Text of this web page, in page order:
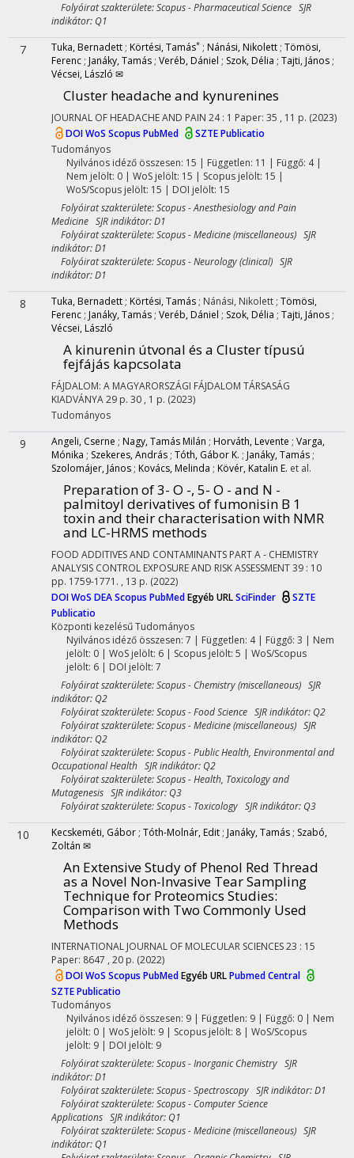
Folyóirat szakterülete: Scopus - Pharmaceutical Science SJR
indikátor: Q1
7 Tuka, Bernadett ; Körtési, Tamás* ; Nánási, Nikolett ; Tömösi,
Ferenc ; Janáky, Tamás ; Veréb, Dániel ; Szok, Délia ; Tajti, János ;
Vécsei, László ✉
Cluster headache and kynurenines
JOURNAL OF HEADACHE AND PAIN 24: 1 Paper: 35 , 11 p. (2023)
DOIWoS Scopus PubMed
SZTE Publicatio
Tudományos
Nyilvános idéző összesen: 15 | Független: 11 | Függő: 4 |
Nem jelölt: 0 | WoS jelölt: 15 | Scopus jelölt: 15 |
WoS/Scopus jelölt: 15 | DOI jelölt: 15
Folyóirat szakterülete: Scopus - Anesthesiology and Pain
Medicine SJR indikátor: D1
Folyóirat szakterülete: Scopus - Medicine (miscellaneous) SJR
indikátor: D1
Folyóirat szakterülete: Scopus - Neurology (clinical) SJR
indikátor: D1
8 Tuka, Bernadett ; Körtési, Tamás ; Nánási, Nikolett ; Tömösi,
Ferenc ; Janáky, Tamás ; Veréb, Dániel ; Szok, Délia ; Tajti, János ;
Vécsei, László
A kinurenin útvonal és a Cluster típusú
fejfájás kapcsolata
FÁJDALOM: A MAGYARORSZÁGI FÁJDALOM TÁRSASÁG
KIADVÁNYA29 p. 30 , 1 p. (2023)
Tudományos
9 Angeli, Cserne ; Nagy, Tamás Milán ; Horváth, Levente ; Varga,
Mónika ; Szekeres, András ; Tóth, Gábor K. ; Janáky, Tamás ;
Szolomájer, János ; Kovács, Melinda ; Kövér, Katalin E. et al.
Preparation of 3- O -, 5- O - and N -
palmitoyl derivatives of fumonisin B 1
toxin and their characterisation with NMR
and LC-HRMS methods
FOOD ADDITIVES AND CONTAMINANTS PART A - CHEMISTRY
ANALYSIS CONTROL EXPOSURE AND RISK ASSESSMENT39 : 10
pp. 1759-1771. , 13 p. (2022)
DOIWoS DEAScopus PubMedEgyéb URLSciFinder
SZTE
Publicatio
Központi kezelésűTudományos
Nyilvános idéző összesen: 7 | Független: 4 | Függő: 3 | Nem
jelölt: 0 | WoS jelölt: 6 | Scopus jelölt: 5 | WoS/Scopus
jelölt: 6 | DOI jelölt: 7
Folyóirat szakterülete: Scopus - Chemistry (miscellaneous) SJR
indikátor: Q2
Folyóirat szakterülete: Scopus - Food Science SJR indikátor: Q2
Folyóirat szakterülete: Scopus - Medicine (miscellaneous) SJR
indikátor: Q2
Folyóirat szakterülete: Scopus - Public Health, Environmental and
Occupational Health SJR indikátor: Q2
Folyóirat szakterülete: Scopus - Health, Toxicology and
Mutagenesis SJR indikátor: Q3
Folyóirat szakterülete: Scopus - Toxicology SJR indikátor: Q3
10 Kecskeméti, Gábor ; Tóth-Molnár, Edit ; Janáky, Tamás ; Szabó,
Zoltán ✉
An Extensive Study of Phenol Red Thread
as a Novel Non-Invasive Tear Sampling
Technique for Proteomics Studies:
Comparison with Two Commonly Used
Methods
INTERNATIONAL JOURNAL OF MOLECULAR SCIENCES23 : 15
Paper: 8647 , 20 p. (2022)
DOIWoS Scopus PubMedEgyéb URLPubmed Central
SZTE Publicatio
Tudományos
Nyilvános idéző összesen: 9| Független: 9 | Függő: 0 | Nem
jelölt: 0 | WoS jelölt: 9 | Scopus jelölt: 8 | WoS/Scopus
jelölt: 9 | DOI jelölt: 9
Folyóirat szakterülete: Scopus - Inorganic Chemistry SJR
indikátor: D1
Folyóirat szakterülete: Scopus - Spectroscopy SJR indikátor: D1
Folyóirat szakterülete: Scopus - Computer Science
Applications SJR indikátor: Q1
Folyóirat szakterülete: Scopus - Medicine (miscellaneous) SJR
indikátor: Q1